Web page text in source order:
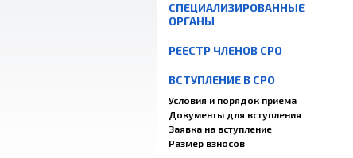
СПЕЦИАЛИЗИРОВАННЫЕ
ОРГАНЫ
РЕЕСТР ЧЛЕНОВ СРО
ВСТУПЛЕНИЕ В СРО
Условия и порядок приема
Документы для вступления
Заявка на вступление
Размер взносов